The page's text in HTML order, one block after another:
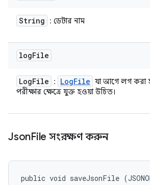
String : ডেটার নাম
logFile
LogFile : LogFile যা আগে লগ করা
পরীক্ষার ক্ষেত্রে যুক্ত হওয়া উচিত।
JsonFile সংরক্ষণ করুন
public void saveJsonFile